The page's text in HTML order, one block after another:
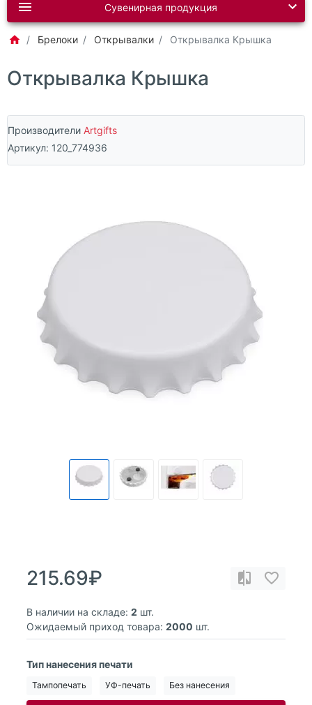
Сувенирная продукция
Брелоки Открывалки Открывалка Крышка
Открывалка Крышка
Производители Artgifts
Артикул: 120_774936
215.69₽
В наличии на складе: 2 шт.
Ожидаемый приход товара: 2000 шт.
Тип нанесения печати
Тампопечать УФ-печать Без нанесения